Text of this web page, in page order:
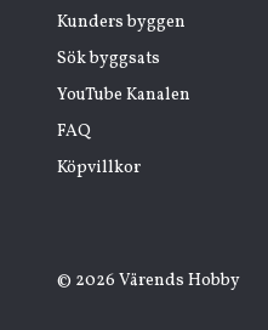
Kunders byggen
Sök byggsats
YouTube Kanalen
FAQ
Köpvillkor
© 2026 Värends Hobby